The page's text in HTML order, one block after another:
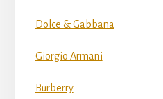
Dolce & Gabbana
Giorgio Armani
Burberry